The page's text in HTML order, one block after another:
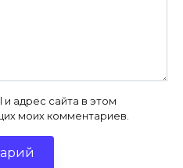
адрес сайта в этом
моих комментариев.